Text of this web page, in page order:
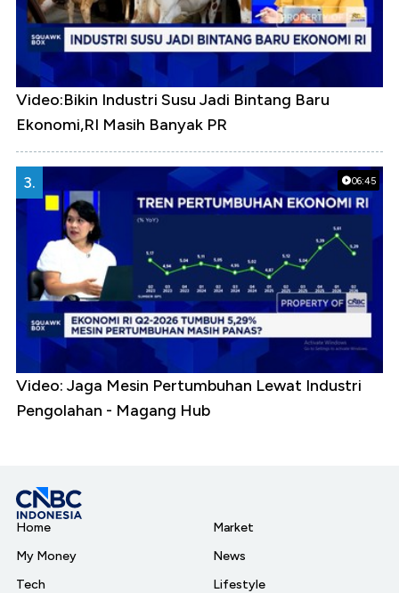
Video:Bikin Industri Susu Jadi Bintang Baru
Ekonomi,RI Masih Banyak PR
06:45
3.
Video: Jaga Mesin Pertumbuhan Lewat Industri
Pengolahan - Magang Hub
Home
My Money
Tech
Market
News
Lifestyle